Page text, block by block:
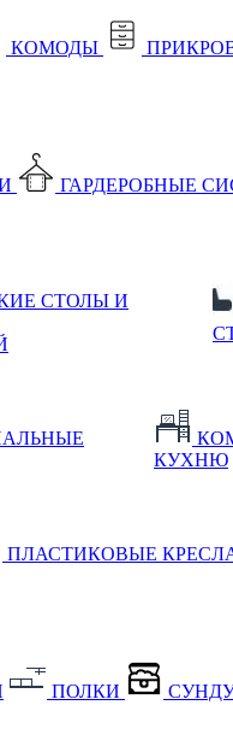
КОМОДЫ
ГАРДЕРОБНЫЕ
СТОЛЫ И
КУХНЮ
ПЛАСТИКОВЫЕ
ПОЛКИ